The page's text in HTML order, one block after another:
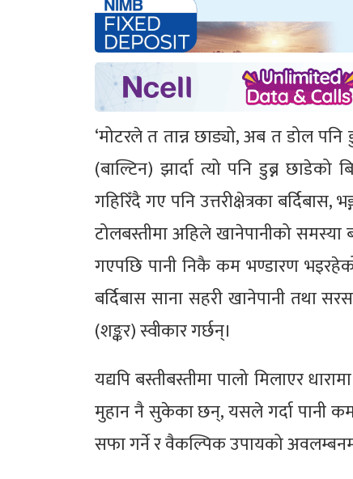
‘मोटरले त तान्न छाड्यो, अब त डोल
(बाल्टिन) झार्दा त्यो पनि डुब्न
गहिरिँदै गए पनि उत्तरीक्षेत्रका
टोलबस्तीमा अहिले खानेपानीको
गएपछि पानी निकै कम भण्डारण
बर्दिबास साना सहरी खानेपानी तथा
(शङ्कर) स्वीकार गर्छन्।
यद्यपि बस्तीबस्तीमा पालो मिलाएर
मुहान नै सुकेका छन्, यसले गर्दा पानी
सफा गर्ने र वैकल्पिक उपायको